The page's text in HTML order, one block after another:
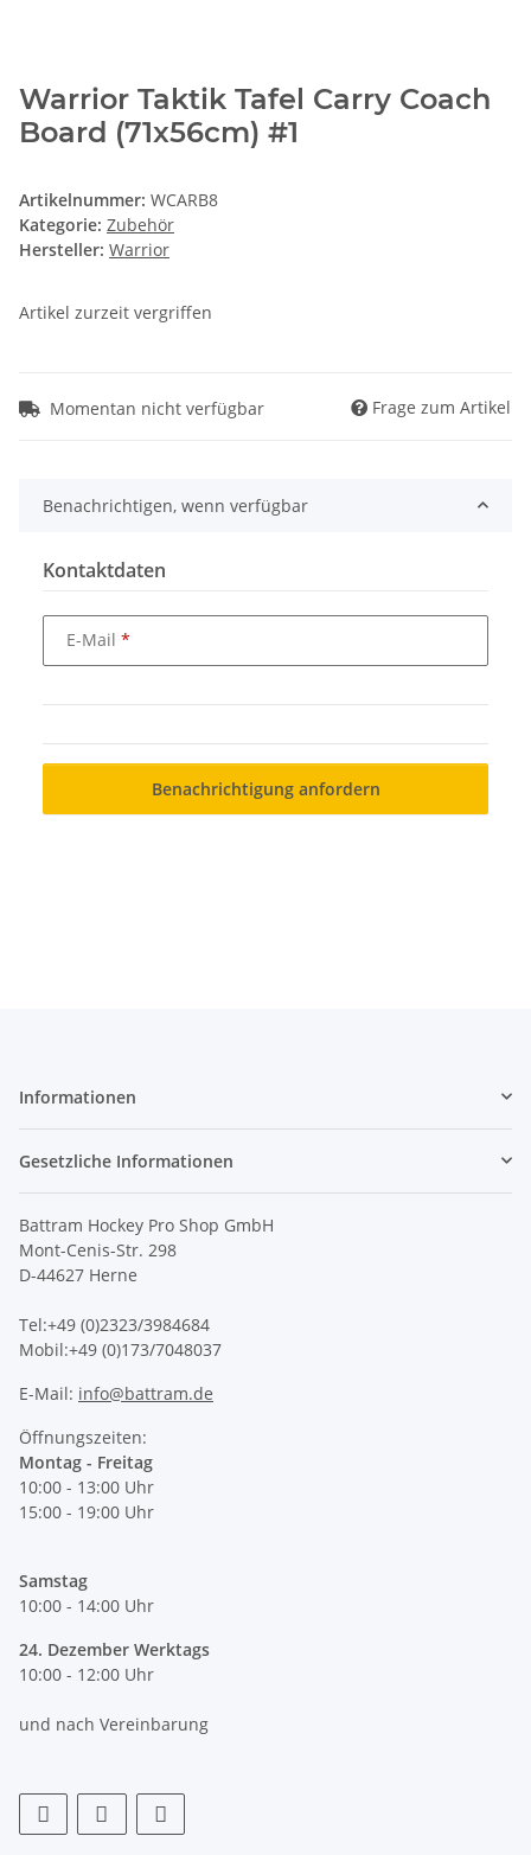
Warrior Taktik Tafel Carry Coach
Board (71x56cm) #1
Artikelnummer: WCARB8
Kategorie: Zubehör
Hersteller: Warrior
Artikel zurzeit vergriffen
Momentan nicht verfügbar Frage zum Artikel
Benachrichtigen, wenn verfügbar
Kontaktdaten
E-Mail
Benachrichtigung anfordern
Informationen
Gesetzliche Informationen
Battram Hockey Pro Shop GmbH
Mont-Cenis-Str. 298
D-44627 Herne
Tel:+49 (0)2323/3984684
Mobil:+49 (0)173/7048037
E-Mail: info@battram.de
Öffnungszeiten:
Montag - Freitag
10:00 - 13:00 Uhr
15:00 - 19:00 Uhr
Samstag
10:00 - 14:00 Uhr
24. Dezember Werktags
10:00 - 12:00 Uhr
und nach Vereinbarung